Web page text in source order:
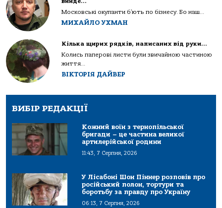
Московські окупанти б’ють по бізнесу. Бо наш...
МИХАЙЛО УХМАН
Кілька щирих рядків, написаних від руки…
Колись паперові листи були звичайною частиною
життя...
ВІКТОРІЯ ДАЙВЕР
ВИБІР РЕДАКЦІЇ
Кожний воїн з тернопільської
бригади – це частина великої
артилерійської родини
11:43, 7 Серпня, 2026
У Лісабоні Шон Піннер розповів про
російський полон, тортури та
боротьбу за правду про Україну
06:13, 7 Серпня, 2026